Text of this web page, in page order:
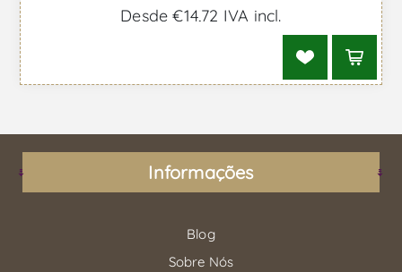
Desde €14,72 IVA incl.
Informações
Blog
Sobre Nós